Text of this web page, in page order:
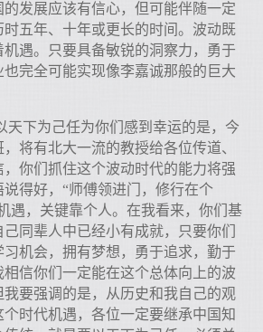
发展应该有信心，但可能伴随一定
五年、十年或更长的时间。波动既
遇。只要具备敏锐的洞察力，勇于
完全可能实现像李嘉诚那般的巨大
天下为己任为你们感到幸运的是，今
将有北大一流的教授给各位传道、
你们抓住这个波动时代的能力将强
得好，“师傅领进门，修行在个
遇，关键靠个人。在我看来，你们基
同辈人中已经小有成就，只要你们
机会，拥有梦想，勇于追求，勤于
信你们一定能在这个总体向上的波
要强调的是，从历史和我自己的观
时代机遇，各位一定要继承中国知